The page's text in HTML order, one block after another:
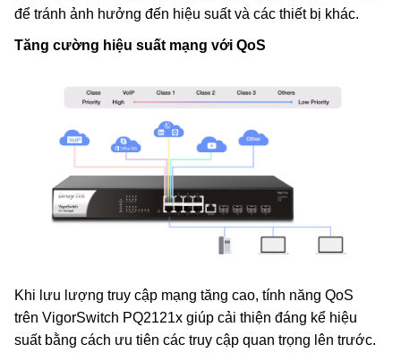
để tránh ảnh hưởng đến hiệu suất và các thiết bị khác.
Tăng cường hiệu suất mạng với QoS
Khi lưu lượng truy cập mạng tăng cao, tính năng QoS
trên VigorSwitch PQ2121x giúp cải thiện đáng kể hiệu
suất bằng cách ưu tiên các truy cập quan trọng lên trước.